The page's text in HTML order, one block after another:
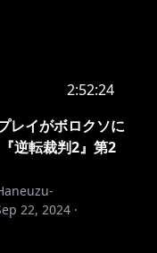
2:52:24
レイがボロクソに
逆転裁判2』第2
22, 2024 ·